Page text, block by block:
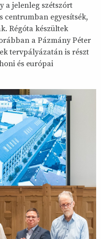
a jelenleg szétszórt
centrumban egyesítsék,
Régóta készültek
a Pázmány Péter
tervpályázatán is részt
és európai